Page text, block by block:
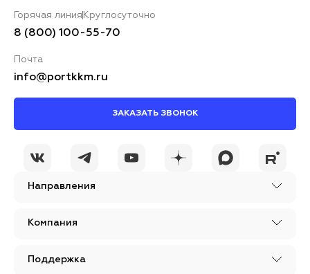
Направления
Компания
Поддержка
Горячая линия Круглосуточно
8 (800) 100-55-70
Почта
info@portkkm.ru
ЗАКАЗАТЬ ЗВОНОК